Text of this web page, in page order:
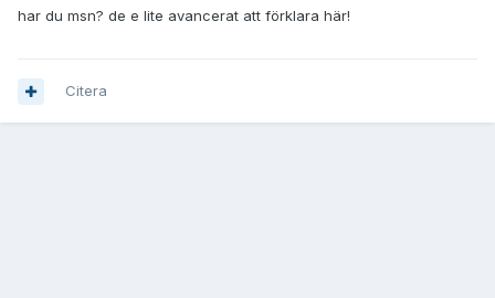
har du msn? de e lite avancerat att förklara här!
Citera